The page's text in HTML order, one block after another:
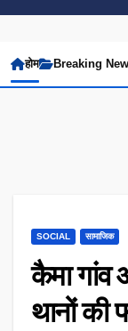
होम Breaking
SOCIAL सामाजिक
कैमा गांव
थानों की